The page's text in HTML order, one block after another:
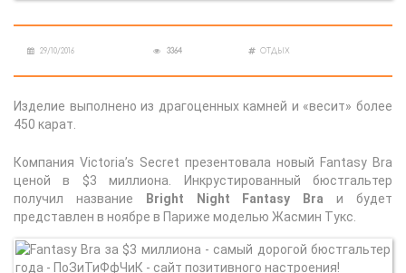
29/10/2016 3364 ОТДЫХ
Изделие выполнено из драгоценных камней и «весит» более
450 карат.
Компания Victoria’s Secret презентовала новый Fantasy Bra
ценой в $3 миллиона. Инкрустированный бюстгальтер
получил название
Bright Night Fantasy Bra и будет
представлен в ноябре в Париже моделью Жасмин Тукс.